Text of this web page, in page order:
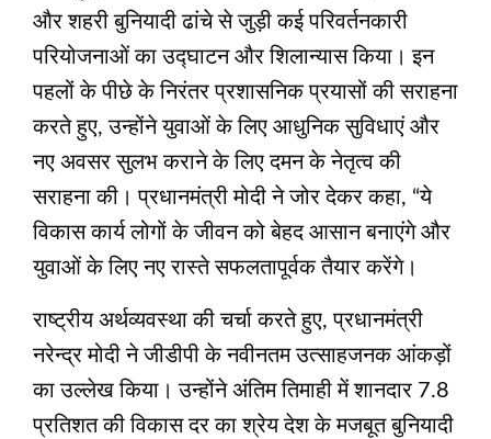
और शहरी बुनियादी ढांचे से जुड़ी कई परिवर्तनकारी
परियोजनाओं का उद्घाटन और शिलान्यास किया। इन
पहलों के पीछे के निरंतर प्रशासनिक प्रयासों की सराहना
करते हुए, उन्होंने युवाओं के लिए आधुनिक सुविधाएं और
नए अवसर सुलभ कराने के लिए दमन के नेतृत्व की
सराहना की। प्रधानमंत्री मोदी ने जोर देकर कहा, “ये
विकास कार्य लोगों के जीवन को बेहद आसान बनाएंगे और
युवाओं के लिए नए रास्ते सफलतापूर्वक तैयार करेंगे।
राष्ट्रीय अर्थव्यवस्था की चर्चा करते हुए, प्रधानमंत्री
नरेन्द्र मोदी ने जीडीपी के नवीनतम उत्साहजनक आंकड़ों
का उल्लेख किया। उन्होंने अंतिम तिमाही में शानदार 7.8
प्रतिशत की विकास दर का श्रेय देश के मजबूत बुनियादी